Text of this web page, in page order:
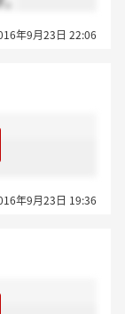
年9月23日 22:06
年9月23日 19:36